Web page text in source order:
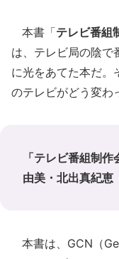
本書「テレビ番組
は、テレビ局の陰で
に光をあてた本だ。
のテレビがどう変わ
「テレビ番組制
由美・北出真紀
本書は、GCN（